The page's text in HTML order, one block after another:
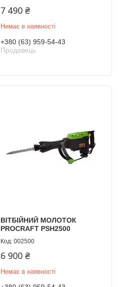
7 490 ₴
Немає в наявності
+380 (63) 959-54-43
Продавець
ВІТБІЙНИЙ МОЛОТОК
PROCRAFT PSH2500
002500
6 900 ₴
Немає в наявності